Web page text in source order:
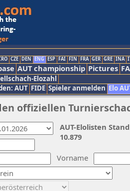
CZE DEN ENG ESP FAI FIN FRA GER GRE INA
AUT championship Pictures
Elozahl
AUT FIDE Spieler anmelden Elo
offiziellen
Vorname
AUT-Elolisten
10.879